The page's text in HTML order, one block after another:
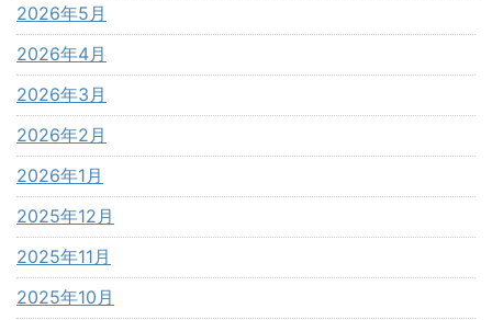
2026年5月
2026年4月
2026年3月
2026年2月
2026年1月
2025年12月
2025年11月
2025年10月